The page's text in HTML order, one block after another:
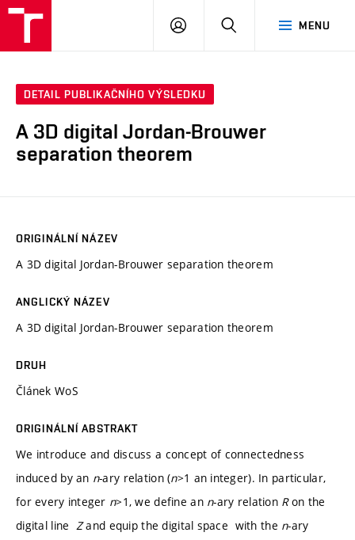
MENU
PŘIHLÁSIT
DETAIL PUBLIKAČNÍHO VÝSLEDKU
A 3D digital Jordan-Brouwer
separation theorem
ORIGINÁLNÍ NÁZEV
A 3D digital Jordan-Brouwer separation theorem
ANGLICKÝ NÁZEV
A 3D digital Jordan-Brouwer separation theorem
DRUH
Článek WoS
ORIGINÁLNÍ ABSTRAKT
We introduce and discuss a concept of connectedness
induced by an n-ary relation (n>1 an integer). In particular,
for every integer n>1, we define an n-ary relation Ron the
digital line Zand equip the digital space with the n-ary